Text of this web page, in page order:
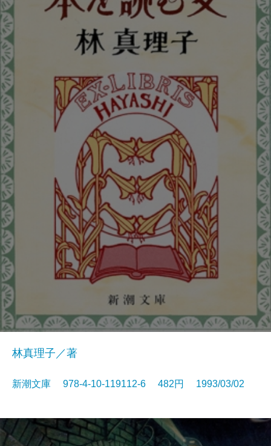
林真理子／著
新潮文庫 978-4-10-119112-6 482円 1993/03/02